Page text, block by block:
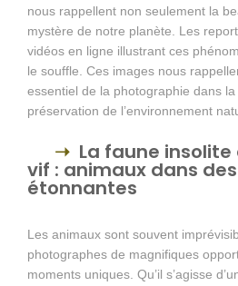
nous rappellent non seulement la
mystère de notre planète. Les
vidéos en ligne illustrant ces
le souffle. Ces images nous
essentiel de la photographie dans
préservation de l’environnement
La faune
vif : animaux dans
étonnantes
Les animaux sont souvent
photographes de magnifiques
moments uniques. Qu’il s’agisse